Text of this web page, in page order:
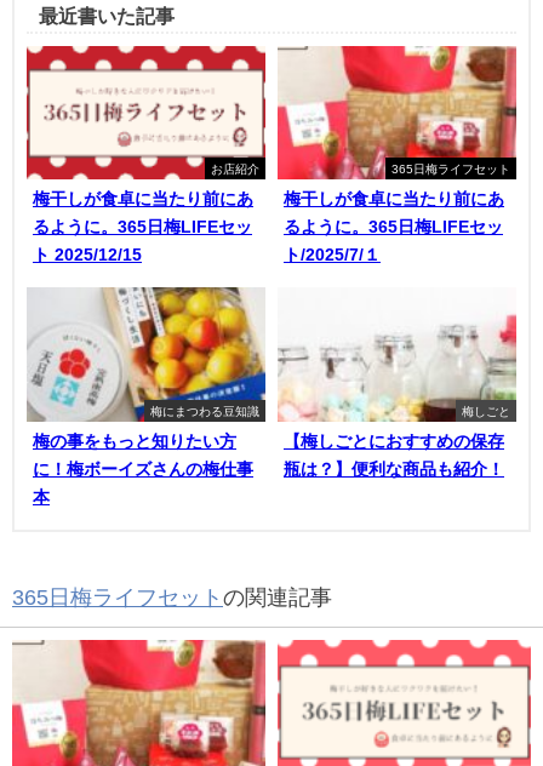
最近書いた記事
お店紹介
梅干しが食卓に当たり前にあ
るように。365日梅LIFEセッ
ト 2025/12/15
365日梅ライフセット
梅干しが食卓に当たり前にあ
るように。365日梅LIFEセッ
ト/2025/7/１
梅にまつわる豆知識
梅の事をもっと知りたい方
に！梅ボーイズさんの梅仕事
本
梅しごと
【梅しごとにおすすめの保存
瓶は？】便利な商品も紹介！
365日梅ライフセット の関連記事